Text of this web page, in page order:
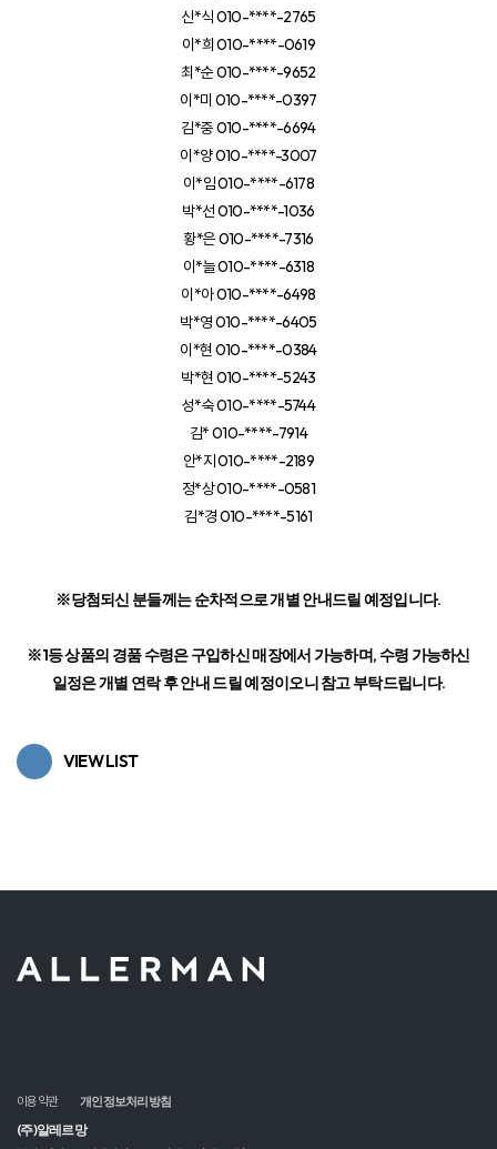
신*식 010-****-2765
이*희 010-****-0619
최*순 010-****-9652
이*미 010-****-0397
김*중 010-****-6694
이*양 010-****-3007
이*임 010-****-6178
박*선 010-****-1036
황*은 010-****-7316
이*늘 010-****-6318
이*아 010-****-6498
박*영 010-****-6405
이*현 010-****-0384
박*현 010-****-5243
성*숙 010-****-5744
김* 010-****-7914
안*지 010-****-2189
정*상 010-****-0581
김*경 010-****-5161
※당첨되신 분들께는 순차적으로 개별 안내드릴 예정입니다.
※1등 상품의 경품 수령은 구입하신 매장에서 가능하며, 수령 가능하신
일정은 개별 연락 후 안내 드릴 예정이오니 참고 부탁드립니다.
VIEW LIST
이용약관 개인정보처리방침
(주)알레르망